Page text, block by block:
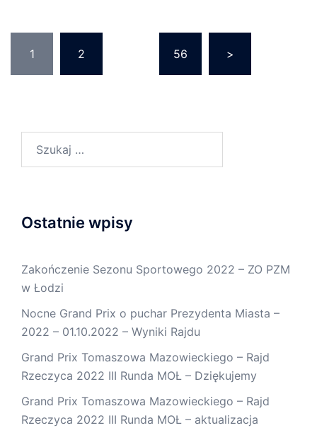
Stronicowanie
1 2 56 >
Ostatnie wpisy
Zakończenie Sezonu Sportowego 2022 – ZO PZM
w Łodzi
Nocne Grand Prix o puchar Prezydenta Miasta –
2022 – 01.10.2022 – Wyniki Rajdu
Grand Prix Tomaszowa Mazowieckiego – Rajd
Rzeczyca 2022 III Runda MOŁ – Dziękujemy
Grand Prix Tomaszowa Mazowieckiego – Rajd
Rzeczyca 2022 III Runda MOŁ – aktualizacja